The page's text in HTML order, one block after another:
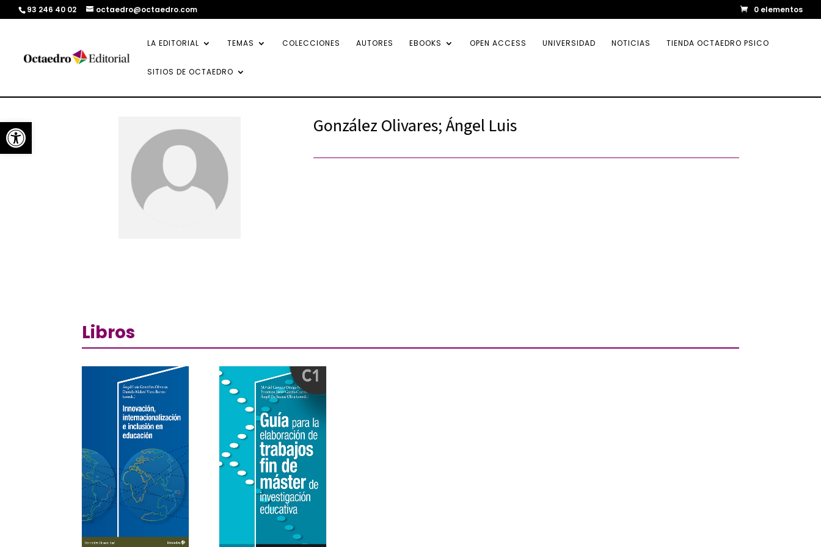
Abrir barra de herramientas
93 246 40 02 octaedro@octaedro.com 0 elementos
LA EDITORIAL TEMAS COLECCIONES AUTORES EBOOKS OPEN ACCESS UNIVERSIDAD NOTICIAS TIENDA OCTAEDRO PSICO
SITIOS DE OCTAEDRO
González Olivares; Ángel Luis
Libros